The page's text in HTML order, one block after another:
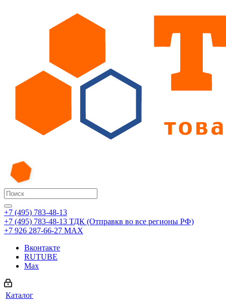
+7 (495) 783-48-13
+7 (495) 783-48-13 ТДК (Отправкв во все регионы РФ)
+7 926 287-66-27 МАХ
Вконтакте
RUTUBE
Max
Каталог